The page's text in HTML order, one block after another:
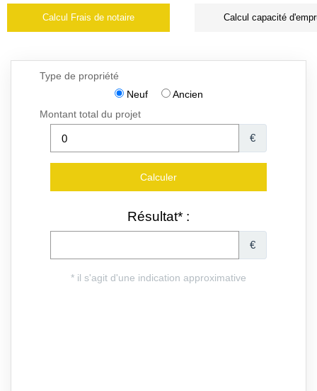
Calcul Frais de notaire Calcul capacité